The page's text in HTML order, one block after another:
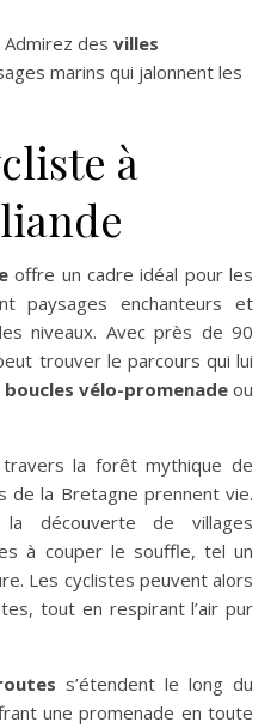
Admirez des villes
marins qui jalonnent les
à
offre un cadre idéal pour les
paysages enchanteurs et
niveaux. Avec près de 90
trouver le parcours qui lui
boucles vélo-promenade ou
la forêt mythique de
de la Bretagne prennent vie.
découverte de villages
à couper le souffle, tel un
Les cyclistes peuvent alors
tout en respirant l’air pur
s’étendent le long du
une promenade en toute